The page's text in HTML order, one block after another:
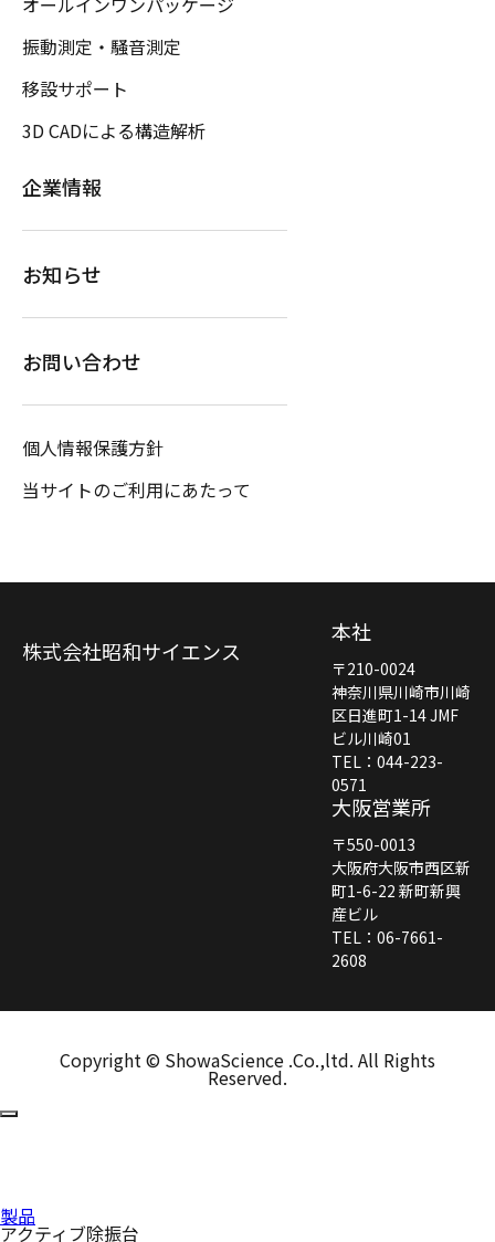
振動測定・騒音測定
移設サポート
3D CADによる構造解析
企業情報
お知らせ
お問い合わせ
個人情報保護方針
当サイトのご利用にあたって
株式会社昭和サイエンス
本社
〒210-0024
神奈川県川崎市川崎
区日進町1-14 JMF
ビル川崎01
TEL：044-223-
0571
大阪営業所
〒550-0013
大阪府大阪市西区新
町1-6-22 新町新興
産ビル
TEL：06-7661-
2608
Copyright © ShowaScience .Co.,ltd. All Rights
Reserved.
製品
アクティブ除振台